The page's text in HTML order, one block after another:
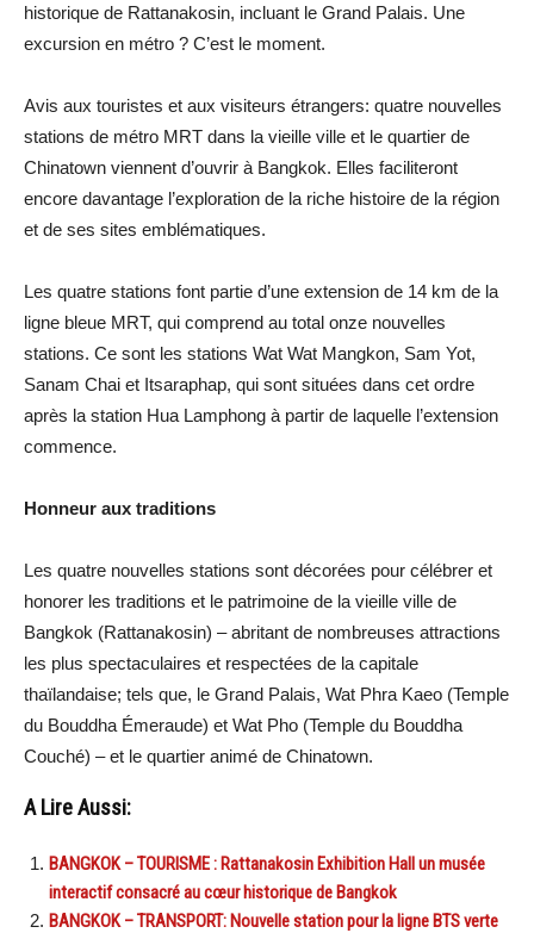
historique de Rattanakosin, incluant le Grand Palais. Une
excursion en métro ? C’est le moment.
Avis aux touristes et aux visiteurs étrangers: quatre nouvelles
stations de métro MRT dans la vieille ville et le quartier de
Chinatown viennent d’ouvrir à Bangkok. Elles faciliteront
encore davantage l’exploration de la riche histoire de la région
et de ses sites emblématiques.
Les quatre stations font partie d’une extension de 14 km de la
ligne bleue MRT, qui comprend au total onze nouvelles
stations. Ce sont les stations Wat Wat Mangkon, Sam Yot,
Sanam Chai et Itsaraphap, qui sont situées dans cet ordre
après la station Hua Lamphong à partir de laquelle l’extension
commence.
Honneur aux traditions
Les quatre nouvelles stations sont décorées pour célébrer et
honorer les traditions et le patrimoine de la vieille ville de
Bangkok (Rattanakosin) – abritant de nombreuses attractions
les plus spectaculaires et respectées de la capitale
thaïlandaise; tels que, le Grand Palais, Wat Phra Kaeo (Temple
du Bouddha Émeraude) et Wat Pho (Temple du Bouddha
Couché) – et le quartier animé de Chinatown.
A Lire Aussi:
BANGKOK – TOURISME : Rattanakosin Exhibition Hall un musée
interactif consacré au cœur historique de Bangkok
BANGKOK – TRANSPORT: Nouvelle station pour la ligne BTS verte